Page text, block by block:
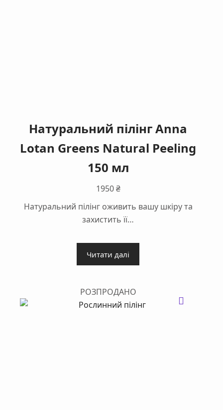
Натуральний пілінг Anna
Lotan Greens Natural Peeling
150 мл
1950₴
Натуральний пілінг оживить вашу шкіру та
захистить її…
Читати далі
РОЗПРОДАНО